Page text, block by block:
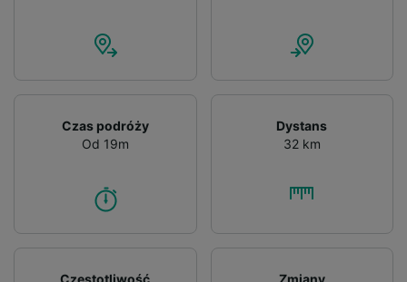
Czas podróży
Od 19m
Dystans
32 km